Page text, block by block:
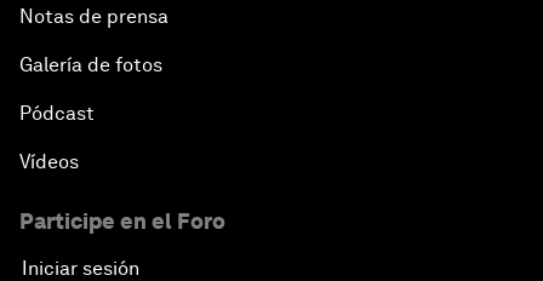
Notas de prensa
Galería de fotos
Pódcast
Vídeos
Participe en el Foro
Iniciar sesión